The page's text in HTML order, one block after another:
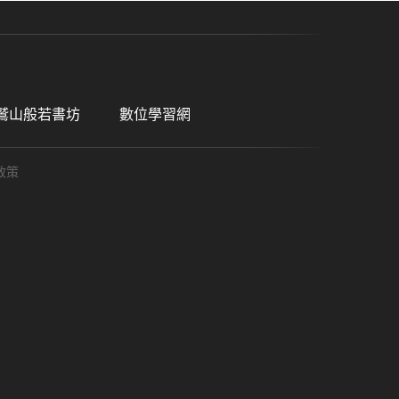
山般若書坊 數位學習網
策